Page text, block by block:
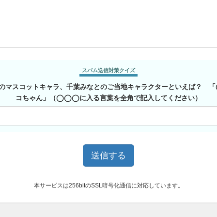
スパム送信対策クイズ
マスコットキャラ、千葉みなとのご当地キャラクターといえば
コちゃん」（◯◯◯に入る言葉を全角で記入してください）
本サービスは256bitのSSL暗号化通信に対応しています。